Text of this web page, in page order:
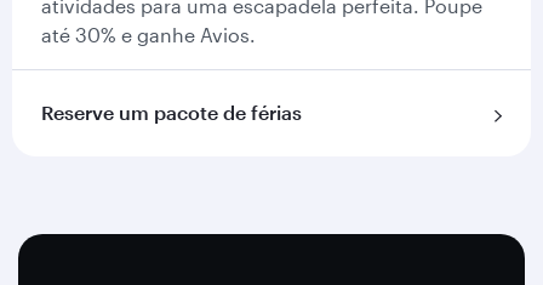
atividades para uma escapadela perfeita. Poupe
até 30% e ganhe Avios.
Reserve um pacote de férias